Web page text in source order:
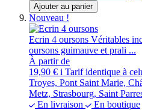
Ajouter au panier
Nouveau !
Ecrin 4 oursons Véritables
oursons guimauve et prali ...
À partir de
19,90 € i Tarif identique à
Troyes, Pont Saint Marie,
Metz, Strasbourg, Saint
En livraison
En boutique